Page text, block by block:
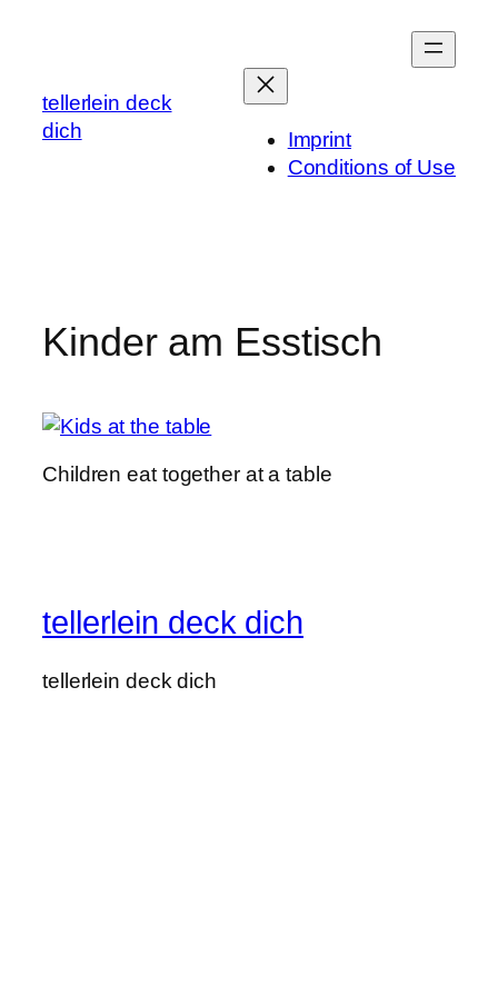
tellerlein deck
dich
Imprint
Conditions of Use
Kinder am Esstisch
Children eat together at a table
tellerlein deck dich
tellerlein deck dich